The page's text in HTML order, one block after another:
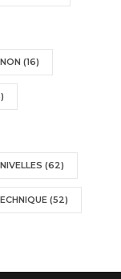
(16)
(62)
(52)